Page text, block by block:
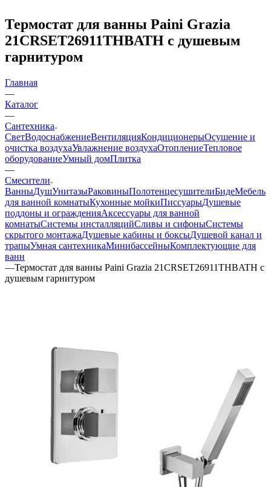
Термостат для ванны Paini Grazia
21CRSET26911THBATH с душевым
гарнитуром
Главная
—
Каталог
—
Сантехника
СветВодоснабжениеВентиляцияКондиционерыОсушение и
очистка воздухаУвлажнение воздухаОтоплениеТепловое
оборудованиеУмный домПлитка
—
Смесители
ВанныДушУнитазыРаковиныПолотенцесушителиБидеМебель
для ванной комнатыКухонные мойкиПиссуарыДушевые
поддоны и огражденияАксессуары для ванной
комнатыСистемы инсталляцийСливы и сифоныСистемы
скрытого монтажаДушевые кабины и боксыДушевой канал и
трапыУмная сантехникаМинибассейныКомплектующие для
ванн
—Термостат для ванны Paini Grazia 21CRSET26911THBATH с
душевым гарнитуром